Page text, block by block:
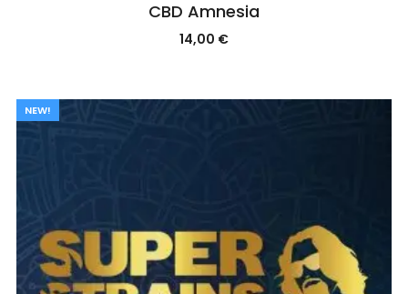
CBD Amnesia
14,00 €
NEW!